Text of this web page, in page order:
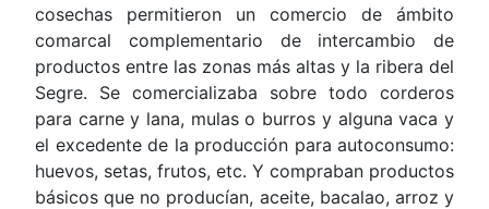
cosechas permitieron un comercio de ámbito
comarcal complementario de intercambio de
productos entre las zonas más altas y la ribera del
Segre. Se comercializaba sobre todo corderos
para carne y lana, mulas o burros y alguna vaca y
el excedente de la producción para autoconsumo:
huevos, setas, frutos, etc. Y compraban productos
básicos que no producían, aceite, bacalao, arroz y